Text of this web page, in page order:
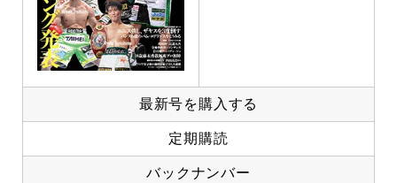
最新号を購入する
定期購読
バックナンバー